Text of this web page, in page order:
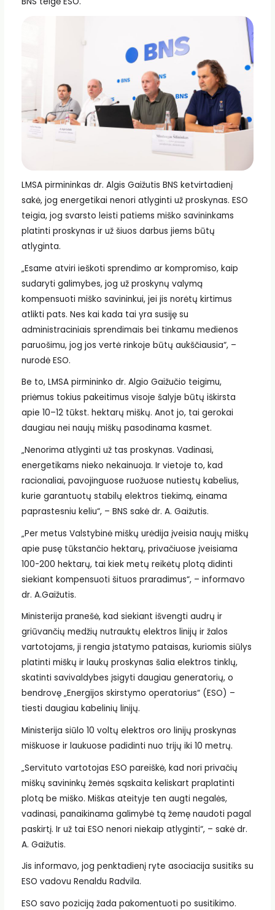
LMSA pirmininkas dr. Algis Gaižutis BNS ketvirtadienį
sakė, jog energetikai nenori atlyginti už proskynas. ESO
teigia, jog svarsto leisti patiems miško savininkams
platinti proskynas ir už šiuos darbus jiems būtų
atlyginta.
„Esame atviri ieškoti sprendimo ar kompromiso, kaip
sudaryti galimybes, jog už proskynų valymą
kompensuoti miško savininkui, jei jis norėtų kirtimus
atlikti pats. Nes kai kada tai yra susiję su
administraciniais sprendimais bei tinkamu medienos
paruošimu, jog jos vertė rinkoje būtų aukščiausia“, –
nurodė ESO.
Be to, LMSA pirmininko dr. Algio Gaižučio teigimu,
priėmus tokius pakeitimus visoje šalyje būtų iškirsta
apie 10–12 tūkst. hektarų miškų. Anot jo, tai gerokai
daugiau nei naujų miškų pasodinama kasmet.
„Nenorima atlyginti už tas proskynas. Vadinasi,
energetikams nieko nekainuoja. Ir vietoje to, kad
racionaliai, pavojinguose ruožuose nutiestų kabelius,
kurie garantuotų stabilų elektros tiekimą, einama
paprastesniu keliu“, – BNS sakė dr. A. Gaižutis.
„Per metus Valstybinė miškų urėdija įveisia naujų miškų
apie pusę tūkstančio hektarų, privačiuose įveisiama
100-200 hektarų, tai kiek metų reikėtų plotą didinti
siekiant kompensuoti šituos praradimus“, – informavo
dr. A.Gaižutis.
Ministerija pranešė, kad siekiant išvengti audrų ir
griūvančių medžių nutrauktų elektros linijų ir žalos
vartotojams, ji rengia įstatymo pataisas, kuriomis siūlys
platinti miškų ir laukų proskynas šalia elektros tinklų,
skatinti savivaldybes įsigyti daugiau generatorių, o
bendrovę „Energijos skirstymo operatorius“ (ESO) –
tiesti daugiau kabelinių linijų.
Ministerija siūlo 10 voltų elektros oro linijų proskynas
miškuose ir laukuose padidinti nuo trijų iki 10 metrų.
„Servituto vartotojas ESO pareiškė, kad nori privačių
miškų savininkų žemės sąskaita keliskart praplatinti
plotą be miško. Miškas ateityje ten augti negalės,
vadinasi, panaikinama galimybė tą žemę naudoti pagal
paskirtį. Ir už tai ESO nenori niekaip atlyginti“, – sakė dr.
A. Gaižutis.
Jis informavo, jog penktadienį ryte asociacija susitiks su
ESO vadovu Renaldu Radvila.
ESO savo poziciją žada pakomentuoti po susitikimo.